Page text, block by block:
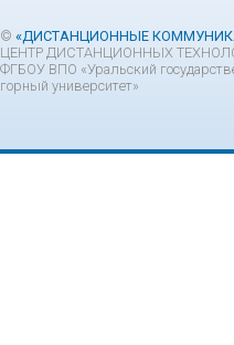
© «ДИСТАНЦИОННЫЕ
ЦЕНТР ДИСТАНЦИОННЫХ
ФГБОУ ВПО «Уральский
горный университет»